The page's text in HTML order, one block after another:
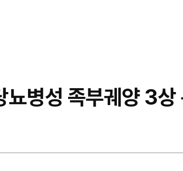
병성 족부궤양 3상